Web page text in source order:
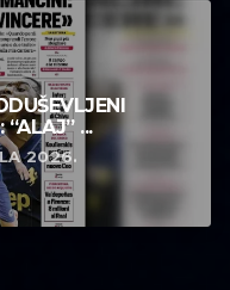
...
2026.